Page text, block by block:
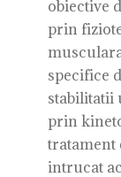
obiective
prin
specifice
stabilitatii
prin
tratament
intrucat